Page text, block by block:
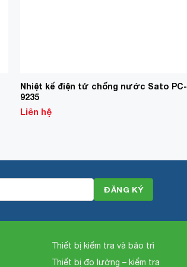
Nhiệt kế điện tử chống nước Sato PC-
9235
Liên hệ
Thiết bị kiểm tra và bảo trì
Thiết bị đo lường – kiểm tra